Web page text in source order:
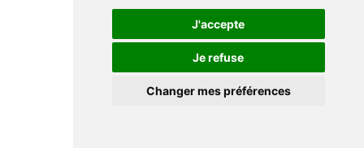
J'accepte
Je refuse
Changer mes préférences